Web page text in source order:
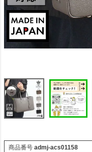
商品番号 admj-acs01158